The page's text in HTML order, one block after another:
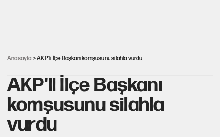
Anasayfa > AKP'li İlçe Başkanı komşusunu silahla vurdu
AKP'li İlçe Başkanı
komşusunu silahla
vurdu